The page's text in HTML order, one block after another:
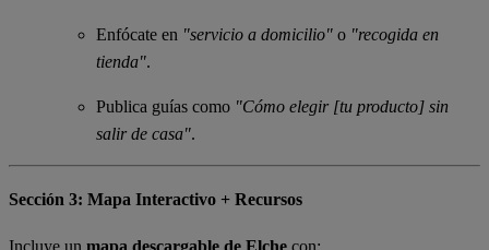
Enfócate en "servicio a domicilio" o "recogida en
tienda".
Publica guías como "Cómo elegir [tu producto] sin
salir de casa".
Sección 3: Mapa Interactivo + Recursos